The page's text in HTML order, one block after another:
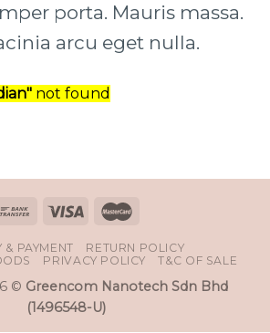
porta. Mauris massa.
arcu eget nulla.
not found
& PAYMENT
RETURN POLICY
PRIVACY POLICY T&C OF SALE
© Greencom Nanotech Sdn Bhd
(1496548-U)